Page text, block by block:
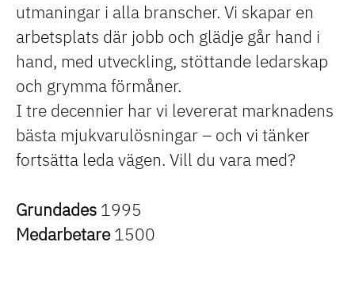
utmaningar i alla branscher. Vi skapar en
arbetsplats där jobb och glädje går hand i
hand, med utveckling, stöttande ledarskap
och grymma förmåner.
I tre decennier har vi levererat marknadens
bästa mjukvarulösningar – och vi tänker
fortsätta leda vägen. Vill du vara med?
Grundades 1995
Medarbetare1500